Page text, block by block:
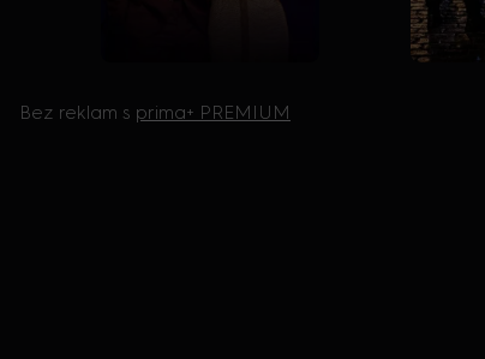
Bez reklam s prima+ PREMIUM